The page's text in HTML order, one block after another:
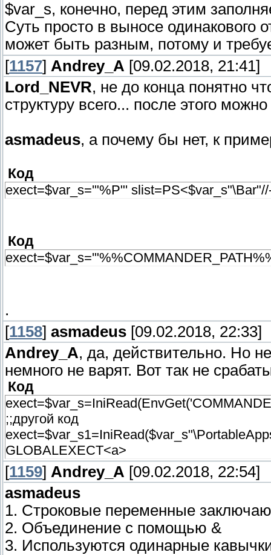
$var_s, конечно, перед этим
Суть просто в выносе одинакового
может быть разным, потому и
[1157] Andrey_A [09.02.2018, 21:41]
Lord_NEVR, не до конца понятно
структуру всего... после этого
asmadeus, а почему бы нет, к
Код
exect=$var_s='"%P"'
Код
.
[1158] asmadeus [09.02.2018, 22:33]
Andrey_A, да, действительно. Но
немного не варят. Вот так не
Код
;;другой код
GLOBALEXECT<a>
[1159] Andrey_A [09.02.2018, 22:54]
asmadeus
1. Строковые переменные
2. Объединение с помощью &
3. Используются одинарные